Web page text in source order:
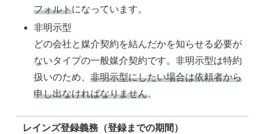
フォルトになっています。
非明示型
どの会社と媒介契約を結んだかを知らせる必要が
ないタイプの一般媒介契約です。非明示型は特約
扱いのため、非明示型にしたい場合は依頼者から
申し出なければなりません。
レインズ登録義務（登録までの期間）